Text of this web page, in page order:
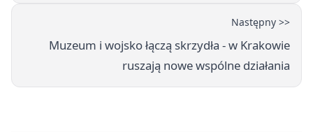
Następny >>
Muzeum i wojsko łączą skrzydła - w Krakowie
ruszają nowe wspólne działania